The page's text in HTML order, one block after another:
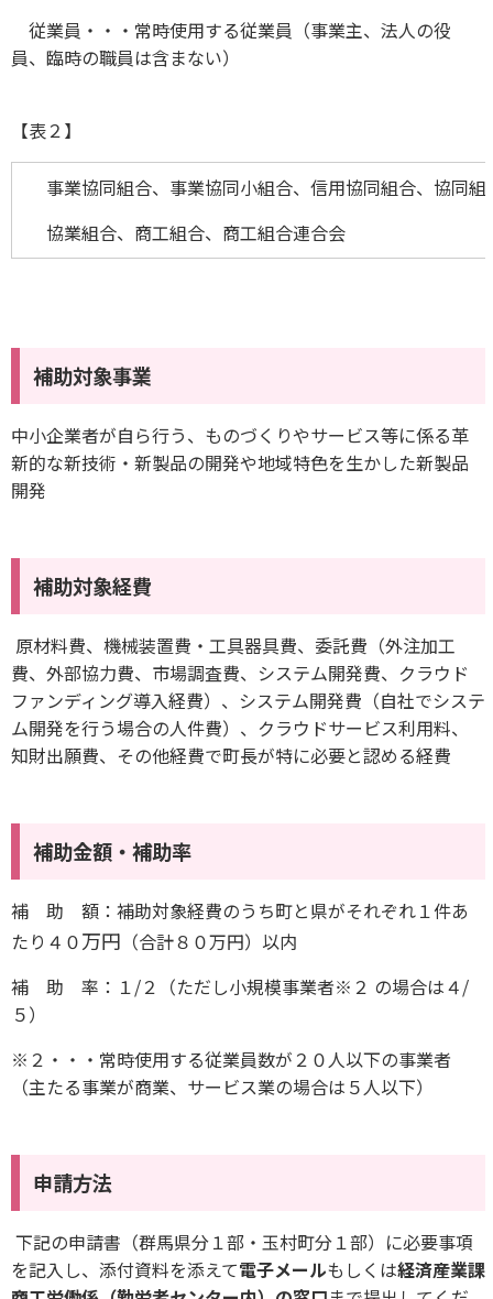
従業員・・・常時使用する従業員（事業主、法人の役
員、臨時の職員は含まない）
【表２】
事業協同組合、事業協同小組合、信用協同組合、協同
協業組合、商工組合、商工組合連合会
補助対象事業
中小企業者が自ら行う、ものづくりやサービス等に係る革
新的な新技術・新製品の開発や地域特色を生かした新製品
開発
補助対象経費
原材料費、機械装置費・工具器具費、委託費（外注加工
費、外部協力費、市場調査費、システム開発費、クラウド
ファンディング導入経費）、システム開発費（自社でシステ
ム開発を行う場合の人件費）、クラウドサービス利用料、
知財出願費、その他経費で町長が特に必要と認める経費
補助金額・補助率
補 助 額：補助対象経費のうち町と県がそれぞれ１件あ
たり４０万円 （合計８０万円）以内
補 助 率：１/２（ただし小規模事業者※２ の場合は４/
５）
※２・・・常時使用する従業員数が２０人以下の事業者
（主たる事業が商業、サービス業の場合は５人以下）
申請方法
下記の申請書（群馬県分１部・玉村町分１部）に必要事項
を記入し、 添付資料を添えて電子メールもしくは経済産業課